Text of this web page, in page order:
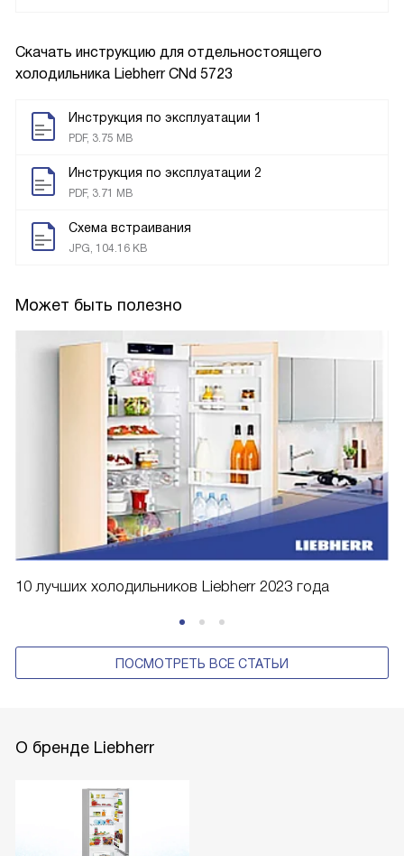
Скачать инструкцию для отдельностоящего
холодильника Liebherr CNd 5723
Инструкция по эксплуатации 1
PDF, 3.75 MB
Инструкция по эксплуатации 2
PDF, 3.71 MB
Схема встраивания
JPG, 104.16 KB
Может быть полезно
10 лучших холодильников Liebherr 2023 года
ПОСМОТРЕТЬ ВСЕ СТАТЬИ
О бренде Liebherr